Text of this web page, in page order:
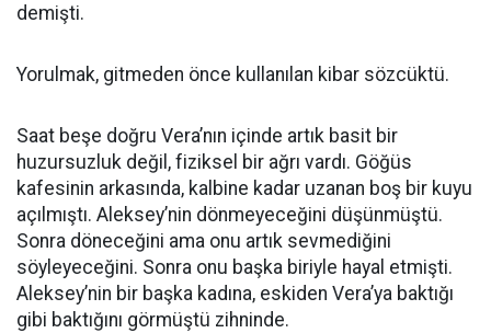
demişti.
Yorulmak, gitmeden önce kullanılan kibar sözcüktü.
Saat beşe doğru Vera’nın içinde artık basit bir
huzursuzluk değil, fiziksel bir ağrı vardı. Göğüs
kafesinin arkasında, kalbine kadar uzanan boş bir kuyu
açılmıştı. Aleksey’nin dönmeyeceğini düşünmüştü.
Sonra döneceğini ama onu artık sevmediğini
söyleyeceğini. Sonra onu başka biriyle hayal etmişti.
Aleksey’nin bir başka kadına, eskiden Vera’ya baktığı
gibi baktığını görmüştü zihninde.